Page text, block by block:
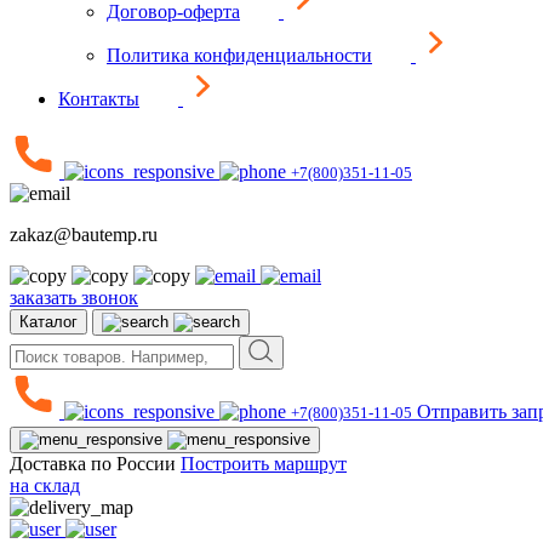
Договор-оферта
Политика конфиденциальности
Контакты
+7(800)351-11-05
zakaz@bautemp.ru
заказать звонок
Каталог
+7(800)351-11-05 Отправить
Доставка по России Построить маршрут
на склад